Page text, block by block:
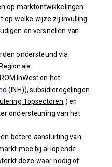
op marktontwikkelingen.
welke wijze zij invulling
en versnellen van
ondersteund via
Regionale
ROM InWesten het
(INH)), subsidieregelingen
Topsectoren ) en
ondersteuning van het
betere aansluiting van
mee bij al lopende
deze waar nodig of